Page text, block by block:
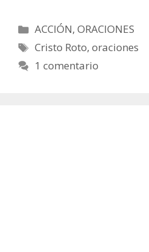
Categorías
ACCIÓN,ORACIONES
Etiquetas
Cristo Roto,oraciones
1 comentario